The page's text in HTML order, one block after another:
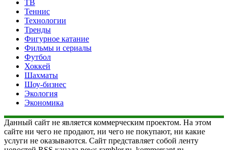
ТВ
Теннис
Технологии
Тренды
Фигурное катание
Фильмы и сериалы
Футбол
Хоккей
Шахматы
Шоу-бизнес
Экология
Экономика
Данный сайт не является коммерческим проектом. На этом
сайте ни чего не продают, ни чего не покупают, ни какие
услуги не оказываются. Сайт представляет собой ленту